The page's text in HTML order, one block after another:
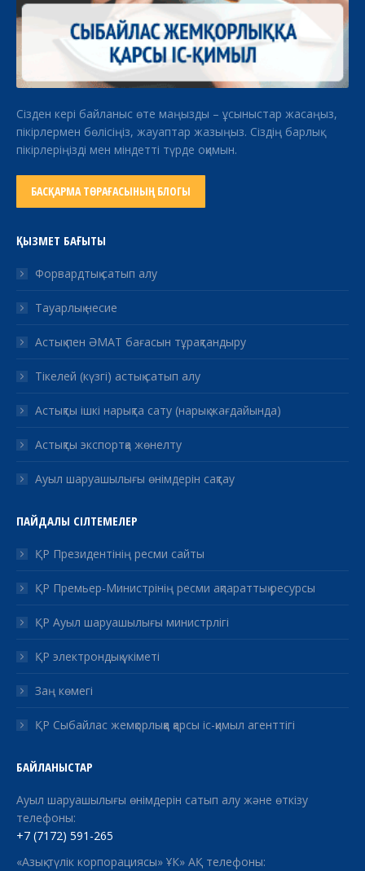
Сізден кері байланыс өте маңызды – ұсыныстар жасаңыз,
пікірлермен бөлісіңіз, жауаптар жазыңыз. Сіздің барлық
пікірлеріңізді мен міндетті түрде оқимын.
БАСҚАРМА ТӨРАҒАСЫНЫҢ БЛОГЫ
ҚЫЗМЕТ БАҒЫТЫ
Форвардтық сатып алу
Тауарлық несие
Астық пен ӘМАТ бағасын тұрақтандыру
Тікелей (күзгі) астық сатып алу
Астықты ішкі нарықта сату (нарық жағдайында)
Астықты экспортқа жөнелту
Ауыл шаруашылығы өнімдерін сақтау
ПАЙДАЛЫ СІЛТЕМЕЛЕР
ҚР Президентінің ресми сайты
ҚР Премьер-Министрінің ресми ақпараттық ресурсы
ҚР Ауыл шаруашылығы министрлігі
ҚР электрондық үкіметі
Заң көмегі
ҚР Сыбайлас жемқорлыққа қарсы іс-қимыл агенттігі
БАЙЛАНЫСТАР
Ауыл шаруашылығы өнімдерін сатып алу және өткізу
телефоны:
+7 (7172) 591-265
«Азық-түлік корпорациясы» ҰК» АҚ телефоны: